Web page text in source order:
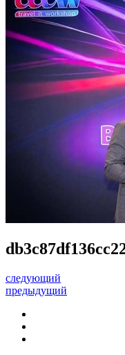
следующий
предыдущий